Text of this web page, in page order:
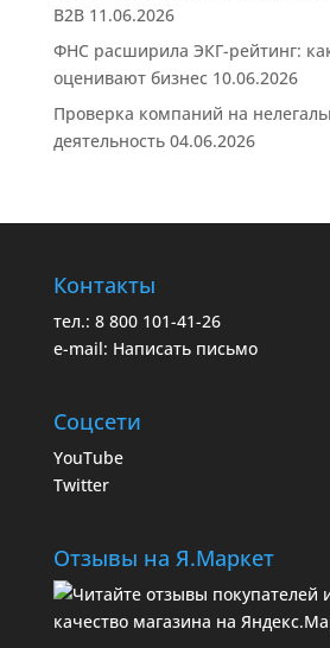
B2B 11.06.2026
ФНС расширила ЭКГ-рейтинг:
оценивают бизнес 10.06.2026
Проверка компаний на
деятельность 04.06.2026
Контакты
тел.: 8 800 101-41-26
e-mail: Написать письмо
Соцсети
YouTube
Twitter
Отзывы на Я.Маркет